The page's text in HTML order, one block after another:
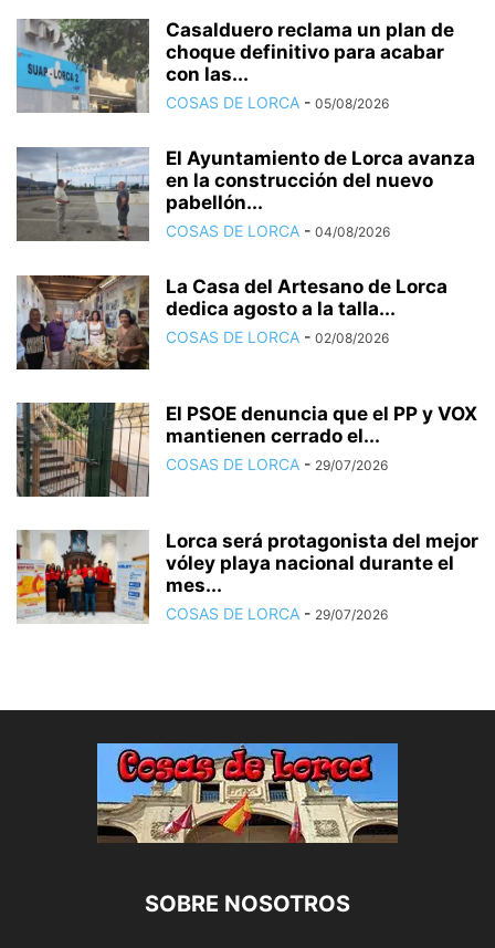
Casalduero reclama un plan de
choque definitivo para acabar
con las...
COSAS DE LORCA - 05/08/2026
El Ayuntamiento de Lorca avanza
en la construcción del nuevo
pabellón...
COSAS DE LORCA - 04/08/2026
La Casa del Artesano de Lorca
dedica agosto a la talla...
COSAS DE LORCA - 02/08/2026
El PSOE denuncia que el PP y VOX
mantienen cerrado el...
COSAS DE LORCA - 29/07/2026
Lorca será protagonista del mejor
vóley playa nacional durante el
mes...
COSAS DE LORCA - 29/07/2026
SOBRE NOSOTROS